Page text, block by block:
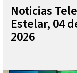
Noticias
Estelar, 04
2026